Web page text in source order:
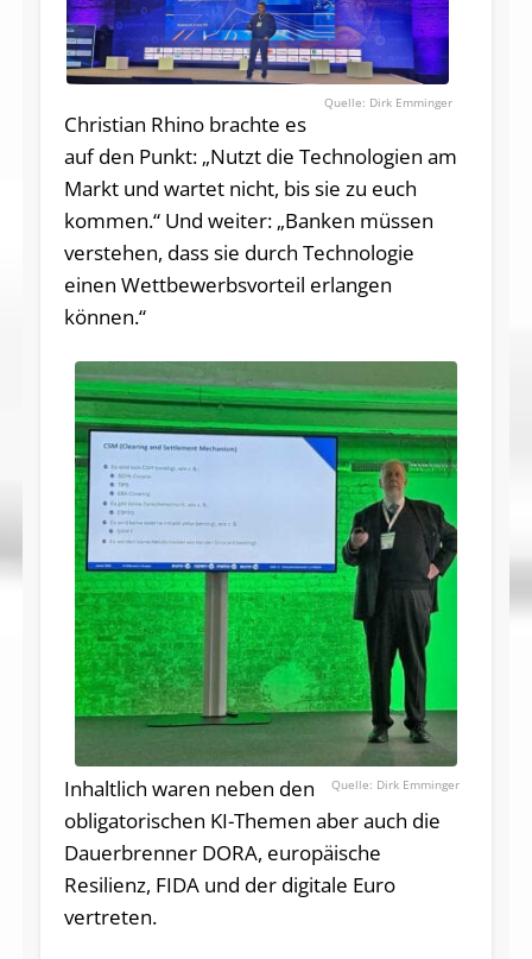
Dirk Emminger
Christian Rhino brachte es
auf den Punkt: „Nutzt die Technologien am
Markt und wartet nicht, bis sie zu euch
kommen.“ Und weiter: „Banken müssen
verstehen, dass sie durch Technologie
einen Wettbewerbsvorteil erlangen
können.“
Dirk Emminger
Inhaltlich waren neben den
obligatorischen KI-Themen aber auch die
Dauerbrenner DORA, europäische
Resilienz, FIDA und der digitale Euro
vertreten.